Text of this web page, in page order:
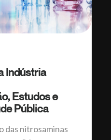
Indústria
Estudos e
Pública
das nitrosaminas